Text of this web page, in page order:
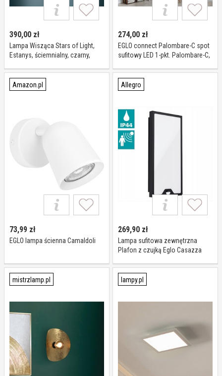
390,00 zł
Lampa Wisząca Stars of Light,
Estanys, ściemnialny, czarny,
274,00 zł
EGLO connect Palombare-C spot
sufitowy LED 1-pkt. Palombare-C,
opal, przedpokój, tworzywo
sztuczne, nowoczesny
Amazon.pl
73,99 zł
EGLO lampa ścienna Camaldoli
Allegro
269,90 zł
Lampa sufitowa zewnętrzna
Plafon z czujką Eglo Casazza
mistrzlamp.pl lampy.pl